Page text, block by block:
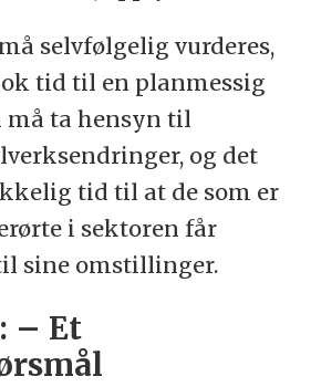
selvfølgelig vurderes,
tid til en planmessig
ta hensyn til
og det
tid til at de som er
i sektoren får
sine omstillinger.
– Et